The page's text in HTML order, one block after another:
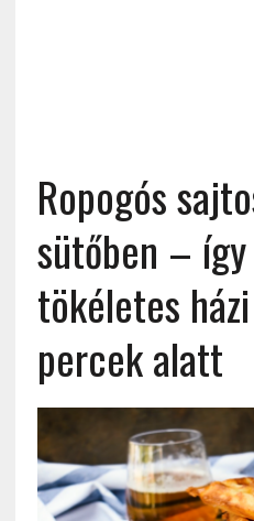
Ropogós
sütőben –
tökéletes
percek alatt